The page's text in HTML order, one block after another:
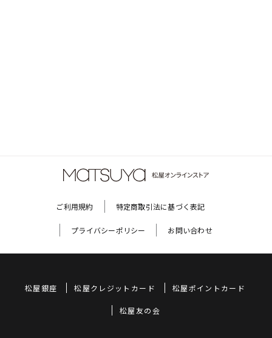
ご利用規約 特定商取引法に基づく表記
プライバシーポリシー お問い合わせ
松屋銀座 松屋クレジットカード 松屋ポイントカード
松屋友の会